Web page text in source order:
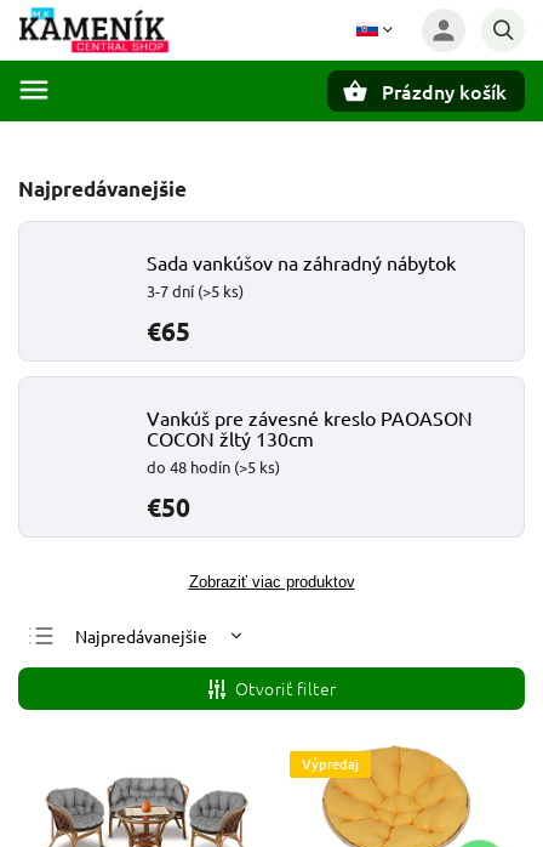
Prázdny košík
Najpredávanejšie
Sada vankúšov na záhradný nábytok
3-7 dní (>5 ks)
€65
Vankúš pre závesné kreslo PAOASON
COCON žltý 130cm
do 48 hodín (>5 ks)
€50
Zobraziť viac produktov
Najpredávanejšie
Najlacnejšie
Najdrahšie
Otvoriť filter
Výpredaj